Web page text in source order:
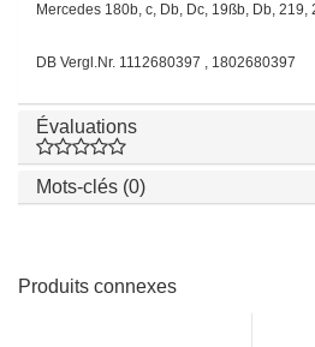
Mercedes 180b, c, Db, Dc, 19ßb, Db, 219,
DB Vergl.Nr. 1112680397 , 1802680397
Évaluations
Mots-clés (0)
Produits connexes